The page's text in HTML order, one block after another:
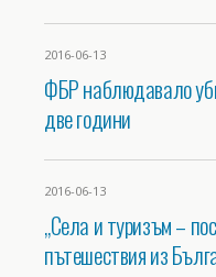
2016-06-13
ФБР наблюдавало
две години
2016-06-13
„Села и туризъм –
пътешествия из